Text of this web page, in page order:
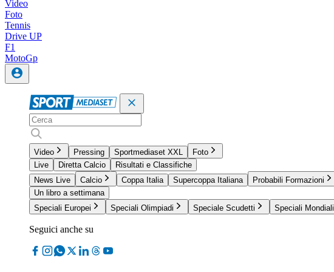
Video
Foto
Tennis
Drive UP
F1
MotoGp
Video Pressing Sportmediaset XXL
Foto
Live
Diretta Calcio
Risultati e Classifiche
News Live
Calcio Coppa Italia Supercoppa Italiana Probabili Formazioni
Un libro a settimana
Speciali Europei
Speciali Olimpiadi Speciale Scudetti Speciali Mondiali
Seguici anche su